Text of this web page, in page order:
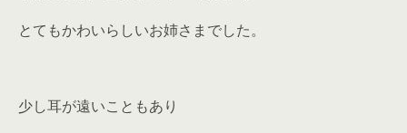
とてもかわいらしいお姉さまでした。
少し耳が遠いこともあり